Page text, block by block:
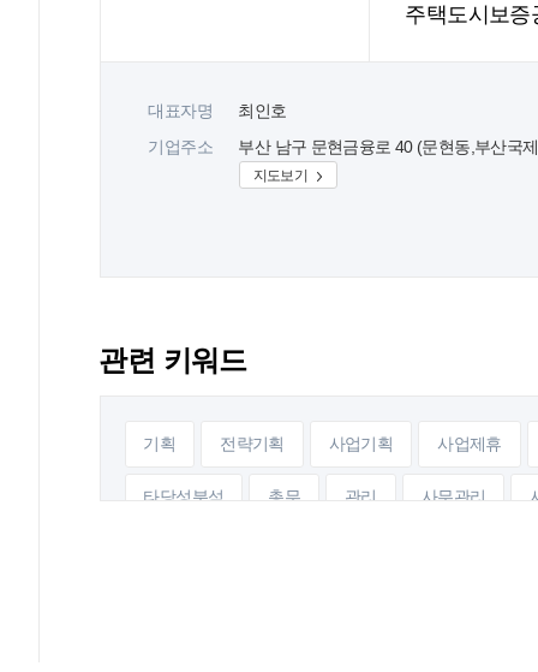
주택도시보증
대표자명
최인호
기업주소
부산 남구 문현금융로 40 (문현동,부산국
지도보기
관련 키워드
기획 전략기획 사업기획 사업제휴
타당성분석 총무 관리 사무관리